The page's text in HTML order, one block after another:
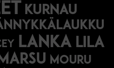
kurnau
lanka lila
mouru